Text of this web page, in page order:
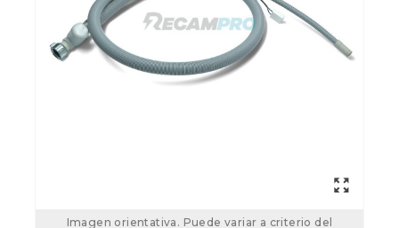
Imagen orientativa. Puede variar a criterio del